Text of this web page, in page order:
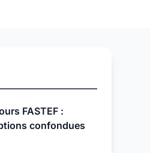
FASTEF :
confondues